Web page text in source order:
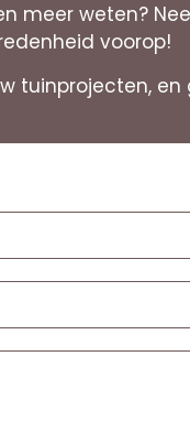
meer weten?
voorop!
tuinprojecten,